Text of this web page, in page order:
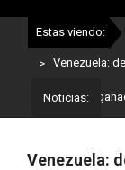
Estas viendo:
> Venezuela:
Noticias:
son los
Venezuela: